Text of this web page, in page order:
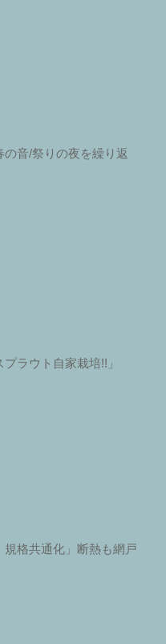
の音/祭りの夜を繰り返
ラウト自家栽培!!」
格共通化」断熱も網戸